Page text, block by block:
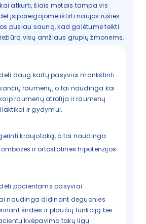
atkurti, šiais metais tampa vis
įsipareigojome ištirti naujos rūšies
pusiau sauną, kad galėtume teikti
visų amžiaus grupių žmonėms.
daug kartų pasyviai mankštinti
raumenų, o tai naudinga kai
raumenų atrofija ir raumenų
ir gydymui.
kraujotaką, o tai naudinga
ir ortostatinės hipotenzijos
pacientams pasyviai
naudinga didinant deguonies
širdies ir plaučių funkciją bei
kvėpavimo takų ligų